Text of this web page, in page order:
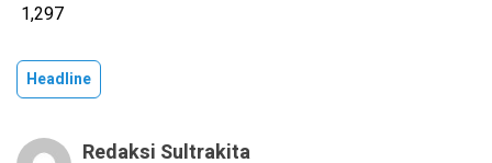
1,297
Headline
Redaksi Sultrakita